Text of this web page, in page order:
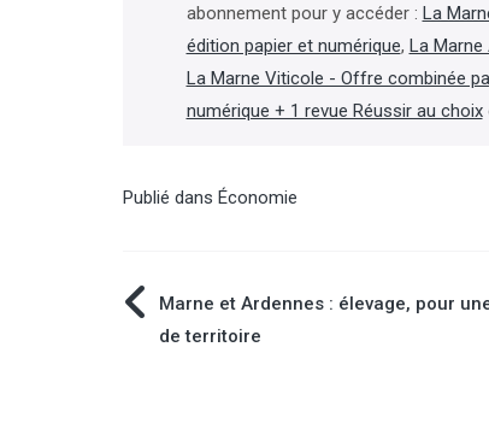
abonnement pour y accéder : La
édition papier et numérique, La Marne
La Marne Viticole - Offre combinée
numérique + 1 revue Réussir au choix
Publié dans Économie
Navigation
Marne et Ardennes : élevage, pour
de territoire